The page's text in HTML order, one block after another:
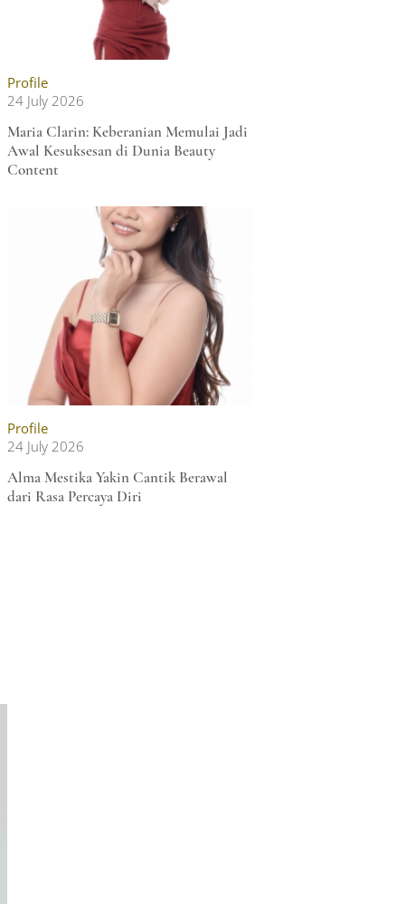
Profile
24 July 2026
Maria Clarin: Keberanian Memulai Jadi
Awal Kesuksesan di Dunia Beauty
Content
Profile
24 July 2026
Alma Mestika Yakin Cantik Berawal
dari Rasa Percaya Diri